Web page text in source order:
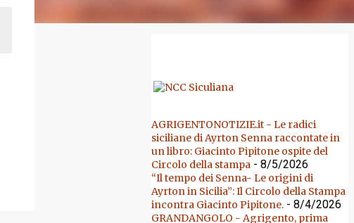
AGRIGENTONOTIZIE.it - Le radici
siciliane di Ayrton Senna raccontate in
un libro: Giacinto Pipitone ospite del
Circolo della stampa - 8/5/2026
“Il tempo dei Senna- Le origini di
Ayrton in Sicilia”: Il Circolo della Stampa
incontra Giacinto Pipitone. - 8/4/2026
GRANDANGOLO - Agrigento, prima